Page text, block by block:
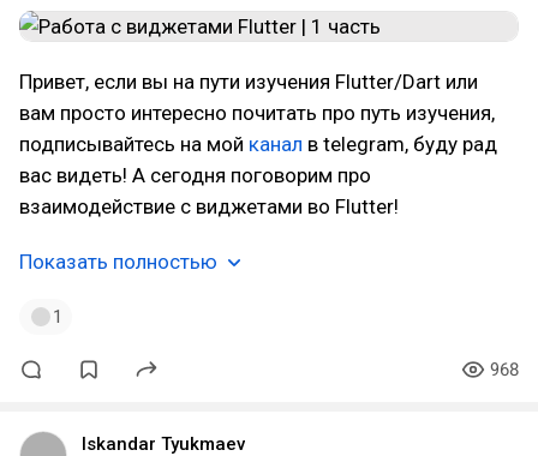
Привет, если вы на пути изучения Flutter/Dart или
вам просто интересно почитать про путь изучения,
подписывайтесь на мой канал в telegram, буду рад
вас видеть! А сегодня поговорим про
взаимодействие с виджетами во Flutter!
Показать полностью
1
968
Iskandar Tyukmaev